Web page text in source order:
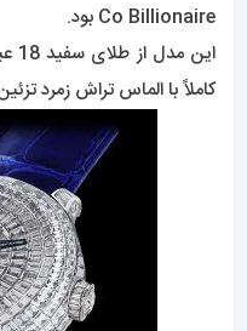
Co Billionaire بود.
کاملاً با الماس تراش زمرد